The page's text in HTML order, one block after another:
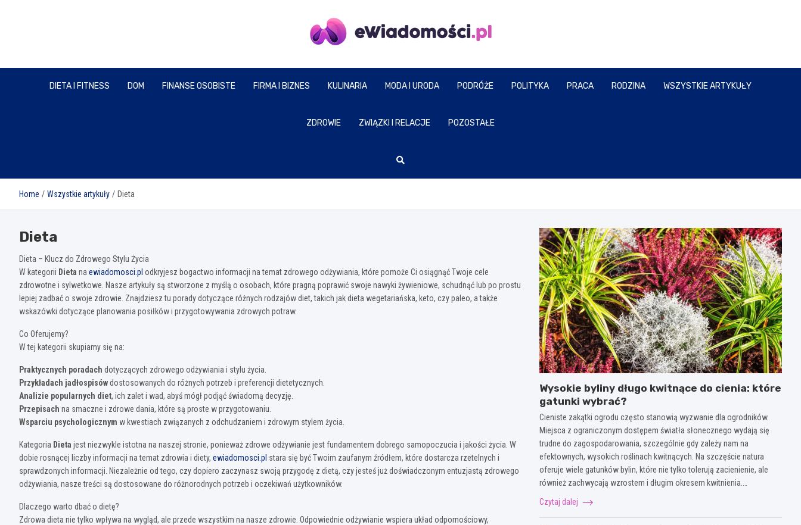
eWiadomosci.pl
DIETA I FITNESS DOM FINANSE OSOBISTE FIRMA I BIZNES KULINARIA MODA I URODA PODRÓŻE POLITYKA PRACA RODZINA WSZYSTKIE ARTYKUŁY
ZDROWIE ZWIĄZKI I RELACJE POZOSTAŁE
Home Wszystkie artykuły Dieta
Dieta
Dieta – Klucz do Zdrowego Stylu Życia
W kategorii Dieta na ewiadomosci.pl odkryjesz bogactwo informacji na temat zdrowego odżywiania, które pomoże Ci osiągnąć Twoje cele
zdrowotne i sylwetkowe. Nasze artykuły są stworzone z myślą o osobach, które pragną poprawić swoje nawyki żywieniowe, schudnąć lub po prostu
lepiej zadbać o swoje zdrowie. Znajdziesz tu porady dotyczące różnych rodzajów diet, takich jak dieta wegetariańska, keto, czy paleo, a także
wskazówki dotyczące planowania posiłków i przygotowywania zdrowych potraw.
Co Oferujemy?
W tej kategorii skupiamy się na:
Praktycznych poradach dotyczących zdrowego odżywiania i stylu życia.
Przykładach jadłospisówdostosowanych do różnych potrzeb i preferencji dietetycznych.
Analizie popularnych diet, ich zalet i wad, abyś mógł podjąć świadomą decyzję.
Przepisach na smaczne i zdrowe dania, które są proste w przygotowaniu.
Wsparciu psychologicznym w kwestiach związanych z odchudzaniem i zdrowym stylem życia.
Kategoria Dieta jest niezwykle istotna na naszej stronie, ponieważ zdrowe odżywianie jest fundamentem dobrego samopoczucia i jakości życia. W
dobie rosnącej liczby informacji na temat zdrowia i diety, ewiadomosci.pl stara się być Twoim zaufanym źródłem, które dostarcza rzetelnych i
sprawdzonych informacji. Niezależnie od tego, czy dopiero zaczynasz swoją przygodę z dietą, czy jesteś już doświadczonym entuzjastą zdrowego
odżywiania, nasze treści są dostosowane do różnorodnych potrzeb i oczekiwań użytkowników.
Dlaczego warto dbać o dietę?
Zdrowa dieta nie tylko wpływa na wygląd, ale przede wszystkim na nasze zdrowie. Odpowiednie odżywianie wspiera układ odpornościowy,
Wysokie byliny długo kwitnące do cienia: które
gatunki wybrać?
Cieniste zakątki ogrodu często stanowią wyzwanie dla ogrodników.
Miejsca z ograniczonym dostępem światła słonecznego wydają się
trudne do zagospodarowania, szczególnie gdy zależy nam na
efektownych, wysokich roślinach kwitnących. Na szczęście natura
oferuje wiele gatunków bylin, które nie tylko tolerują zacienienie, ale
również zachwycają wzrostem i długim okresem kwitnienia.…
Czytaj dalej